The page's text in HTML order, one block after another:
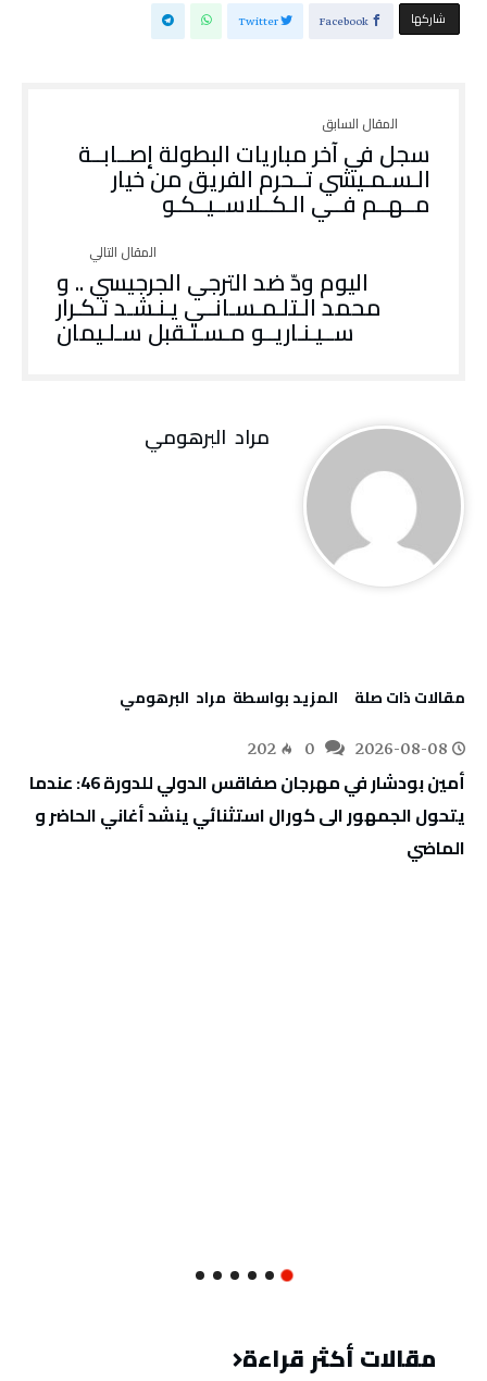
‫‫ شاركها‬ Facebook
Twitter
‬مــهــم‭ ‬فــي‭ ‬الـكــلاســيــكـو
اليوم ودّ ضد الترجي الجرجيسي .. و
محمد الـتلـمـسـانــي يـنـشـد تـكـرار
ســيـنـاريــو مـسـتـقبل سـلـيمان
مراد‭ ‬ البرهومي
‫مقالات ذات صلة‬ ‫‫المزيد بواسطة‬ ‬ مراد‭ ‬ البرهومي
2026-08-08
202
أمين بودشار في مهرجان صفاقس الدولي للدورة 46: عندما
يتحول الجمهور الى كورال استثنائي ينشد أغاني الحاضر و
الماضي
مقالات أكثر قراءة